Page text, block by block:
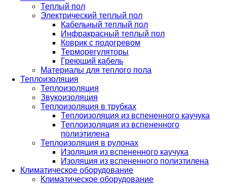
Теплый пол
Электрический теплый пол
Кабельный теплый пол
Инфракрасный теплый пол
Коврик с подогревом
Терморегуляторы
Греющий кабель
Материалы для теплого пола
Теплоизоляция
Теплоизоляция
Звукоизоляция
Теплоизоляция в трубках
Теплоизоляция из вспененного каучука
Теплоизоляция из вспененного
полиэтилена
Теплоизоляция в рулонах
Изоляция из вспененного каучука
Изоляция из вспененного полиэтилена
Климатическое оборудование
Климатическое оборудование